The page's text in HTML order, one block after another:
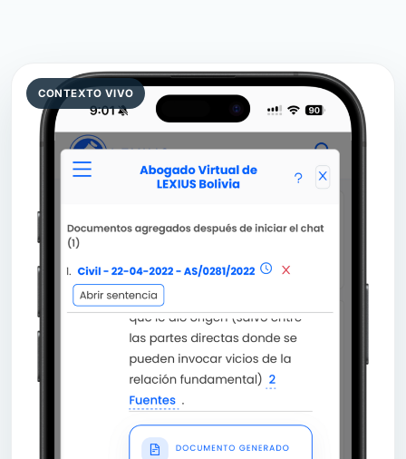
CONTEXTO VIVO